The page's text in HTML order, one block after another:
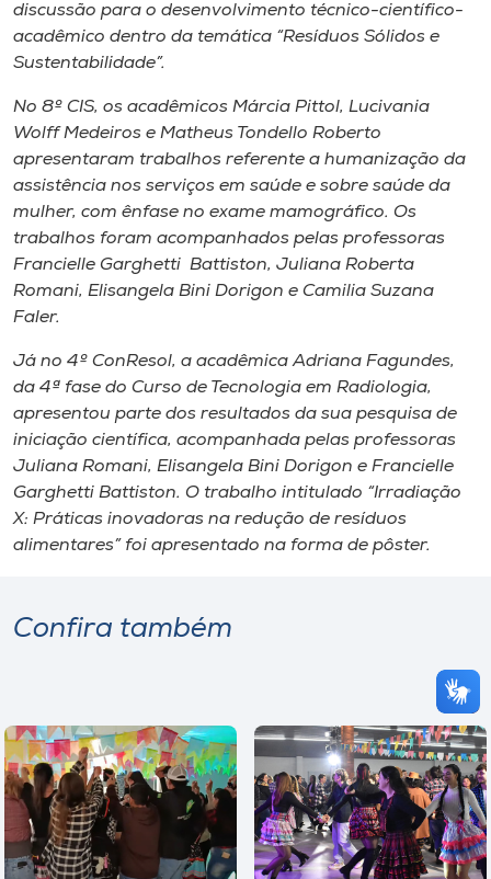
discussão para o desenvolvimento técnico-científico-
acadêmico dentro da temática “Resíduos Sólidos e
Sustentabilidade”.
No 8º CIS, os acadêmicos Márcia Pittol, Lucivania
Wolff Medeiros e Matheus Tondello Roberto
apresentaram trabalhos referente a humanização da
assistência nos serviços em saúde e sobre saúde da
mulher, com ênfase no exame mamográfico. Os
trabalhos foram acompanhados pelas professoras
Francielle Garghetti Battiston, Juliana Roberta
Romani, Elisangela Bini Dorigon e Camilia Suzana
Faler.
Já no 4º ConResol, a acadêmica Adriana Fagundes,
da 4ª fase do Curso de Tecnologia em Radiologia,
apresentou parte dos resultados da sua pesquisa de
iniciação científica, acompanhada pelas professoras
Juliana Romani, Elisangela Bini Dorigon e Francielle
Garghetti Battiston. O trabalho intitulado “Irradiação
X: Práticas inovadoras na redução de resíduos
alimentares” foi apresentado na forma de pôster.
Confira também